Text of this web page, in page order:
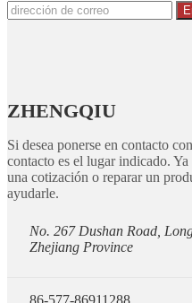
ZHENGQIU
Si desea ponerse en contacto
contacto es el lugar indicado.
una cotización o reparar un
ayudarle.
No. 267 Dushan Road,
Zhejiang Province